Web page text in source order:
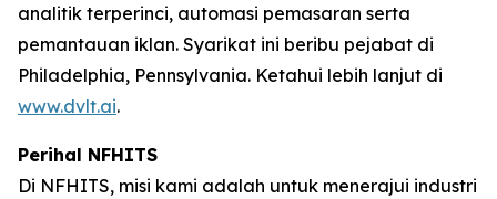
analitik terperinci, automasi pemasaran serta
pemantauan iklan. Syarikat ini beribu pejabat di
Philadelphia, Pennsylvania. Ketahui lebih lanjut di
www.dvlt.ai.
Perihal NFHITS
Di NFHITS, misi kami adalah untuk menerajui industri